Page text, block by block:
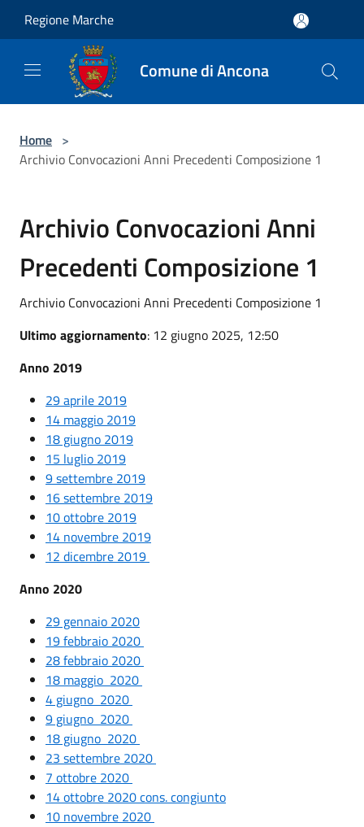
Regione Marche
Comune di Ancona
Home >
Archivio Convocazioni Anni Precedenti Composizione 1
Archivio Convocazioni Anni
Precedenti Composizione 1
Archivio Convocazioni Anni Precedenti Composizione 1
Ultimo aggiornamento: 12 giugno 2025, 12:50
Anno 2019
29 aprile 2019
14 maggio 2019
18 giugno 2019
15 luglio 2019
9 settembre 2019
16 settembre 2019
10 ottobre 2019
14 novembre 2019
12 dicembre 2019
Anno 2020
29 gennaio 2020
19 febbraio 2020
28 febbraio 2020
18 maggio 2020
4 giugno 2020
9 giugno 2020
18 giugno 2020
23 settembre 2020
7 ottobre 2020
14 ottobre 2020 cons. congiunto
10 novembre 2020